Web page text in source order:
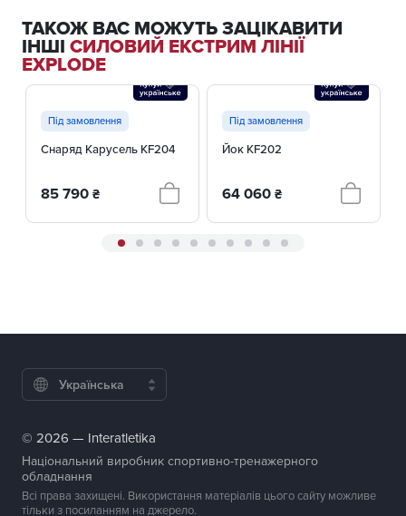
ТАКОЖ ВАС МОЖУТЬ ЗАЦІКАВИТИ
ІНШІ СИЛОВИЙ ЕКСТРИМ ЛІНІЇ
EXPLODE
Під замовлення
Снаряд Карусель KF204
85 790 ₴
Під замовлення
Йок KF202
64 060 ₴
Українська
© 2026 — Interatletika
Національний виробник спортивно-тренажерного
обладнання
Всі права захищені. Використання матеріалів цього сайту можливе
тільки з посиланням на джерело.